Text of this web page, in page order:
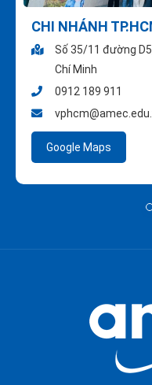
CHI NHÁNH
Số 35/11 đường
Chí Minh
0912 189 911
Google Maps